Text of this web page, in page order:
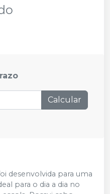
Calcular
desenvolvida para uma
para o dia a dia no